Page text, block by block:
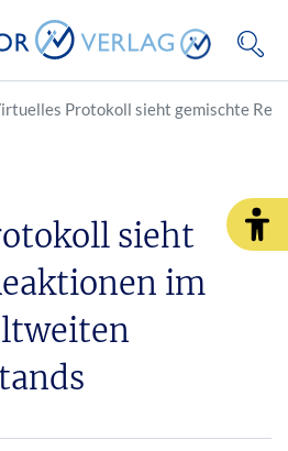
Protokoll sieht gemischte
sieht
im